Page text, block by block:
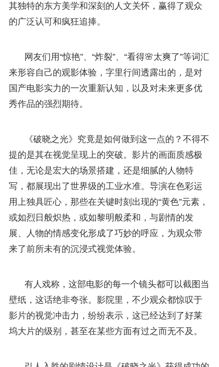
其独特的东方美学和深刻的人文关怀，赢得了观众
的广泛认可和疯狂追捧。
网友们用“惊艳”、“炸裂”、“看得🌸太爽了”等词汇
来形容自己的观影体验，字里行间透露出的，是对
国产电影实力的一次重新认知，以及对未来更多优
秀作品的强烈期待。
《破晓之光》究竟是如何做到这一点的？不得不
提的是其在视觉呈现上的突破。影片的画面质感极
佳，无论是宏大的场景搭建，还是细腻的人物特
写，都展现出了世界级的工业水准。导演在色彩运
用上独具匠心，那些在关键时刻出现的“黄色”元素，
或如烈日般炽热，或如黎明般柔和，与剧情的发
展、人物的情感变化形成了巧妙的呼应，为观众带
来了前所未有的沉浸式视觉体验。
有人戏称，这部电影的每一个镜头都可以截图当
壁纸，这话绝非夸张。影院里，不少观众都惊叹于
影片的视觉冲击力，纷纷表示，这已经达到了好莱
坞大片的级别，甚至在某些方面有过之而无不及。